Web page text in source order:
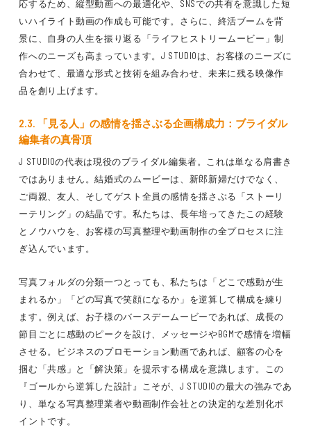
応するため、縦型動画への最適化や、SNSでの共有を意識した短
いハイライト動画の作成も可能です。さらに、終活ブームを背
景に、自身の人生を振り返る「ライフヒストリームービー」制
作へのニーズも高まっています。J STUDIOは、お客様のニーズに
合わせて、最適な形式と技術を組み合わせ、未来に残る映像作
品を創り上げます。
2.3. 「見る人」の感情を揺さぶる企画構成力：ブライダル
編集者の真骨頂
J STUDIOの代表は現役のブライダル編集者。これは単なる肩書き
ではありません。結婚式のムービーは、新郎新婦だけでなく、
ご両親、友人、そしてゲスト全員の感情を揺さぶる「ストーリ
ーテリング」の結晶です。私たちは、長年培ってきたこの経験
とノウハウを、お客様の写真整理や動画制作の全プロセスに注
ぎ込んでいます。
写真フォルダの分類一つとっても、私たちは「どこで感動が生
まれるか」「どの写真で笑顔になるか」を逆算して構成を練り
ます。例えば、お子様のバースデームービーであれば、成長の
節目ごとに感動のピークを設け、メッセージやBGMで感情を増幅
させる。ビジネスのプロモーション動画であれば、顧客の心を
掴む「共感」と「解決策」を提示する構成を意識します。この
『ゴールから逆算した設計』こそが、J STUDIOの最大の強みであ
り、単なる写真整理業者や動画制作会社との決定的な差別化ポ
イントです。